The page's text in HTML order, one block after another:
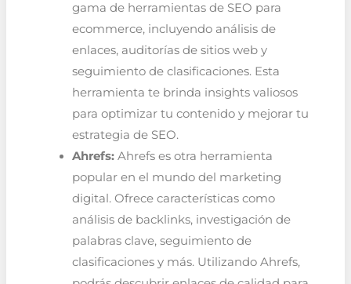
gama de herramientas de SEO para
ecommerce, incluyendo análisis de
enlaces, auditorías de sitios web y
seguimiento de clasificaciones. Esta
herramienta te brinda insights valiosos
para optimizar tu contenido y mejorar tu
estrategia de SEO.
Ahrefs:Ahrefs es otra herramienta
popular en el mundo del marketing
digital. Ofrece características como
análisis de backlinks, investigación de
palabras clave, seguimiento de
clasificaciones y más. Utilizando Ahrefs,